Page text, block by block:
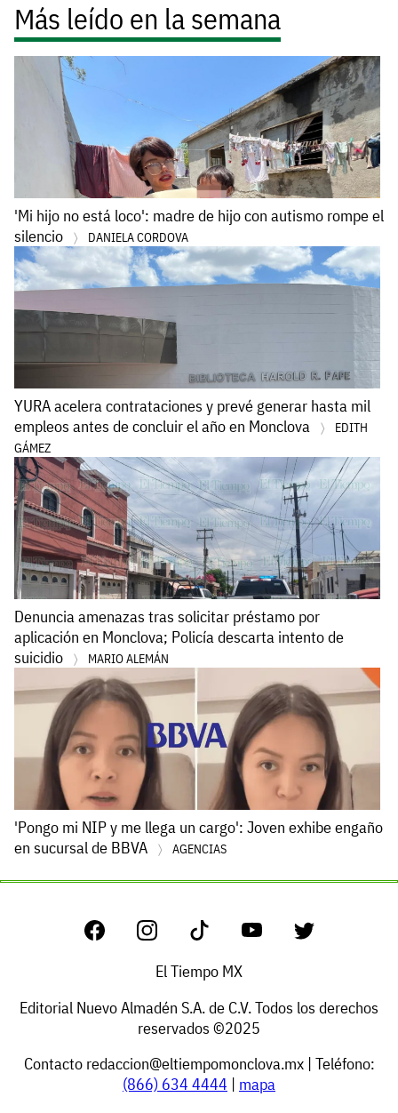
Más leído en la semana
'Mi hijo no está loco': madre de hijo con autismo rompe el
silencio
DANIELA CORDOVA
YURA acelera contrataciones y prevé generar hasta mil
empleos antes de concluir el año en Monclova
EDITH
GÁMEZ
Denuncia amenazas tras solicitar préstamo por
aplicación en Monclova; Policía descarta intento de
suicidio
MARIO ALEMÁN
'Pongo mi NIP y me llega un cargo': Joven exhibe engaño
en sucursal de BBVA
AGENCIAS
El Tiempo MX
Editorial Nuevo Almadén S.A. de C.V. Todos los derechos
reservados ©2025
Contacto redaccion@eltiempomonclova.mx| Teléfono:
(866) 634 4444 | mapa